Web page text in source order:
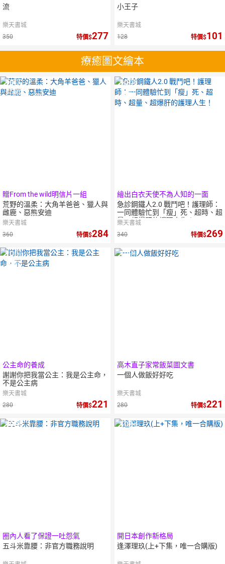
流
樂天書城
350
特價 277
小王子
樂天書城
128
特價 101
療癒圖文繪本
10倍
點數
贈From the wild明信片一組
荒野的溫柔：大角羊爸爸、獵人與
雌鹿、惡熊安迪
樂天書城
360
特價 284
10倍
點數
繪出白衣天使不為人知的一面
急診鋼鐵人2.0 戰鬥吧！護理師：
一同體驗忙到「瘦」死、超時、超
量、超爆肝的護理人生！
樂天書城
340
特價 269
10倍
點數
公主命的養成
謝謝你把我當公主：我是公主命，
不是公主病
樂天書城
280
特價 221
10倍
高木直子家常飯菜圖文書
一個人做飯好好吃
樂天書城
280
特價 221
10倍
圈內人看了保證一吐怨氣
五斗米靠腰：非官方職務說明
10倍
開日本創作新格局
逢澤理玖(上+下集，唯一合購版)